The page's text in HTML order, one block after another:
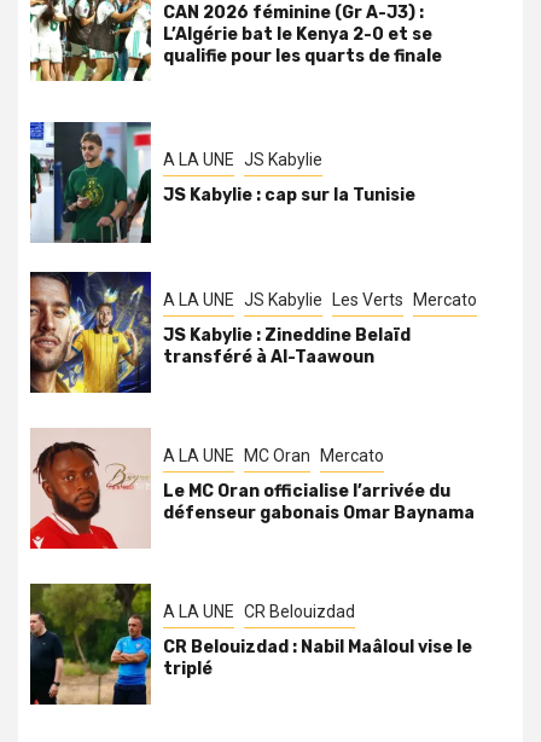
CAN 2026 féminine (Gr A-J3) :
L’Algérie bat le Kenya 2-0 et se
qualifie pour les quarts de finale
A LA UNE JS Kabylie
JS Kabylie : cap sur la Tunisie
A LA UNE JS Kabylie Les Verts Mercato
JS Kabylie : Zineddine Belaïd
transféré à Al-Taawoun
A LA UNE MC Oran Mercato
Le MC Oran officialise l’arrivée du
défenseur gabonais Omar Baynama
A LA UNE CR Belouizdad
CR Belouizdad : Nabil Maâloul vise le
triplé